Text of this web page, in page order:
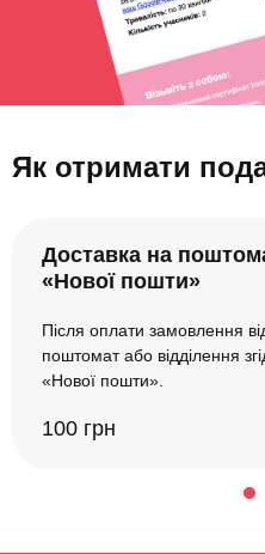
Як отримати
Доставка на
«Нової пошти»
Після оплати замовлення
поштомат або відділення
«Нової пошти».
100 грн